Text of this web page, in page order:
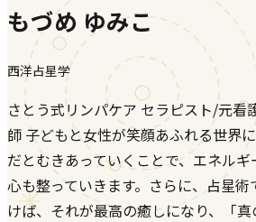
もづめ ゆみこ
西洋占星学
さとう式リンパケア セラピスト/元看
師 子どもと女性が笑顔あふれる世界
だとむきあっていくことで、エネル
心も整っていきます。さらに、占星
けば、それが最高の癒しになり、「